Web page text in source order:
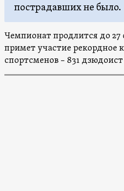
пострадавших не было.
Чемпионат продлится до 27
примет участие рекордное
спортсменов – 831 дзюдоист